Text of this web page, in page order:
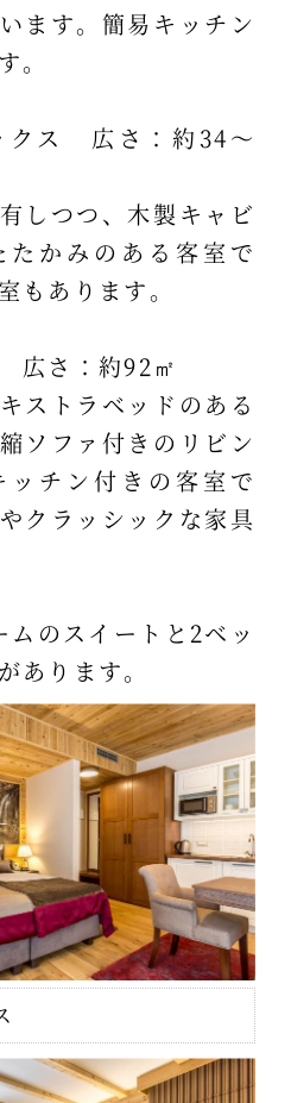
ます。簡易キッチン
。
クス 広さ：約34～
しつつ、木製キャビ
たかみのある客室で
もあります。
さ：約92㎡
ストラベッドのある
ソファ付きのリビン
ッチン付きの客室で
クラッシックな家具
のスイートと2ベッ
あります。